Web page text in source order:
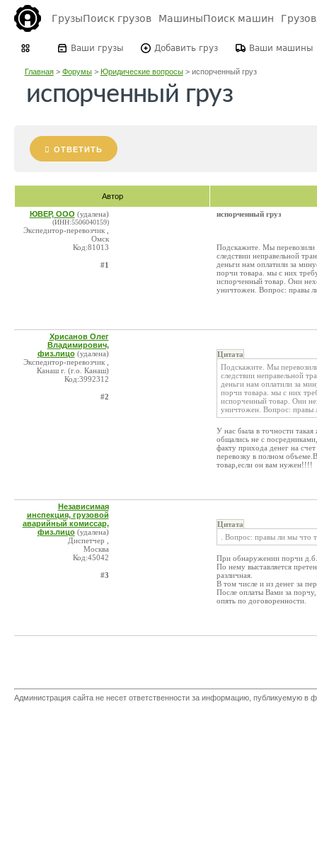
ГрузыПоиск грузов МашиныПоиск машин
Ваши грузы Добавить груз Ваши машины
Главная> Форумы> Юридические вопросы> испорченный груз
испорченный груз
ОТВЕТИТЬ
Автор
ЮВЕР, ООО (удалена)
(ИНН:5506040159)
Экспедитор-перевозчик ,
Омск
Код:81013
#1
испорченный груз
Подскажите. Мы перевозили
следствии неправельной
деньги нам оплатили за
порчи товара. мы с них
испорченный товар. Они
уничтожен. Вопрос: правы
Хрисанов Олег
Владимирович,
физ.лицо (удалена)
Экспедитор-перевозчик ,
Канаш г. (г.о. Канаш)
Код:3992312
#2
Цитата
Подскажите. Мы
следствии неправельной
деньги нам оплатили за
порчи товара. мы с них
испорченный товар. Они
уничтожен. Вопрос: правы
У нас была в точности
общались не с
факту прихода денег на
перевозку в полном
товар,если он вам нужен!!!!
Независимая
инспекция, грузовой
аварийный комиссар,
физ.лицо (удалена)
Диспетчер ,
Москва
Код:45042
#3
Цитата
. Вопрос: правы ли мы что
При обнаружении порчи д.б.
По нему выставляется
различная.
В том числе и из денег за
После оплаты Вами за порчу,
опять по договоренности.
Администрация сайта не несет ответственности за информацию, публикуемую